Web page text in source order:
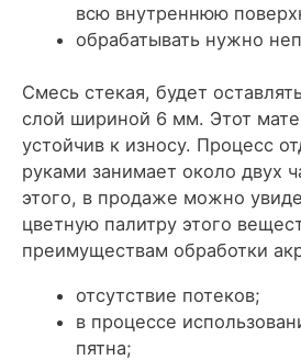
всю внутреннюю
обрабатывать нужно
Смесь стекая, будет
слой шириной 6 мм. Этот
устойчив к износу. Процесс
руками занимает около двух
этого, в продаже можно
цветную палитру этого
преимуществам обработки
отсутствие потеков;
в процессе
пятна;